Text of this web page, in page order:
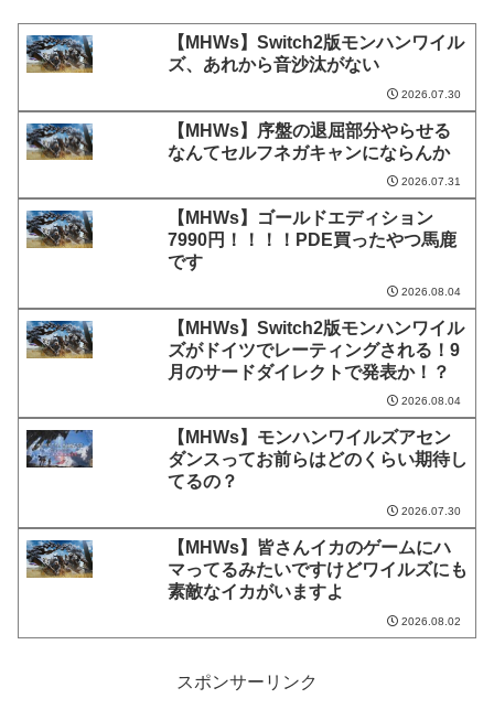
【MHWs】Switch2版モンハンワイル
ズ、あれから音沙汰がない
2026.07.30
【MHWs】序盤の退屈部分やらせる
なんてセルフネガキャンにならんか
2026.07.31
【MHWs】ゴールドエディション
7990円！！！！PDE買ったやつ馬鹿
です
2026.08.04
【MHWs】Switch2版モンハンワイル
ズがドイツでレーティングされる！9
月のサードダイレクトで発表か！？
2026.08.04
【MHWs】モンハンワイルズアセン
ダンスってお前らはどのくらい期待し
てるの？
2026.07.30
【MHWs】皆さんイカのゲームにハ
マってるみたいですけどワイルズにも
素敵なイカがいますよ
2026.08.02
スポンサーリンク